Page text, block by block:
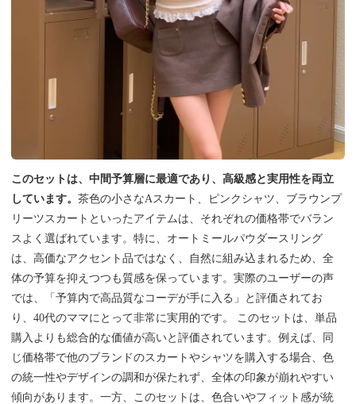
このセットは、中間予算層に最適であり、高級感と実用性を両立
しています。茶色の小さなAスカート、ピンクシャツ、ブラウンプ
リーツスカートといったアイテムは、それぞれの価格帯でバラン
スよく選ばれています。特に、オートミールパウダースリング
は、高価なアクセント品ではなく、自然に組み込まれるため、全
体の予算を抑えつつも質感を保っています。実際のユーザーの声
では、「予算内で高品質なコーデが手に入る」と評価されてお
り、40代のママにとって非常に実用的です。 このセットは、単品
購入よりも総合的な価値が高いと評価されています。例えば、同
じ価格帯で他のブランドのスカートやシャツを購入する場合、色
の統一性やデザインの調和が保たれず、全体の印象が崩れやすい
傾向があります。一方、このセットは、色合いやフィット感が統